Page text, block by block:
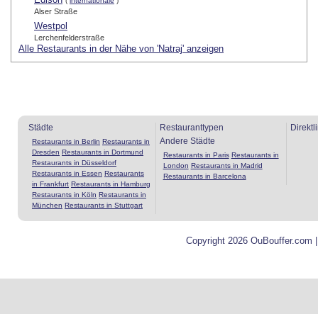
Alser Straße
Westpol
Lerchenfelderstraße
Alle Restaurants in der Nähe von 'Natraj' anzeigen
Städte
Restaurants in Berlin Restaurants in
Dresden Restaurants in Dortmund
Restaurants in Düsseldorf
Restaurants in Essen Restaurants
in Frankfurt Restaurants in Hamburg
Restaurants in Köln Restaurants in
München Restaurants in Stuttgart
Restauranttypen
Andere Städte
Restaurants in Paris Restaurants in
London Restaurants in Madrid
Restaurants in Barcelona
Copyright 2026 OuBouffer.com